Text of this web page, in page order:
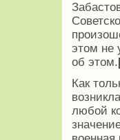
этом не
об этом.
Как
любой